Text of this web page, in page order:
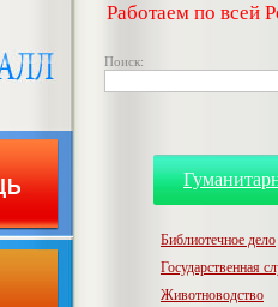
Работаем по всей
Поиск:
Библиотечное дело
Государственная
Животноводство